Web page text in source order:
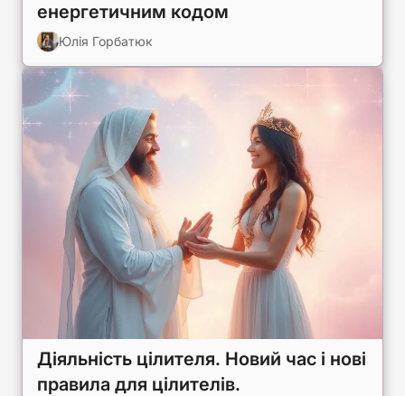
енергетичним кодом
Юлія Горбатюк
Діяльність цілителя. Новий час і нові
правила для цілителів.